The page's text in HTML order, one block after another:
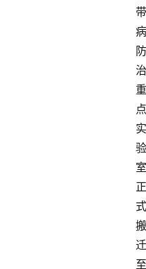
带
病
防
治
重
点
实
验
室
正
式
搬
迁
至